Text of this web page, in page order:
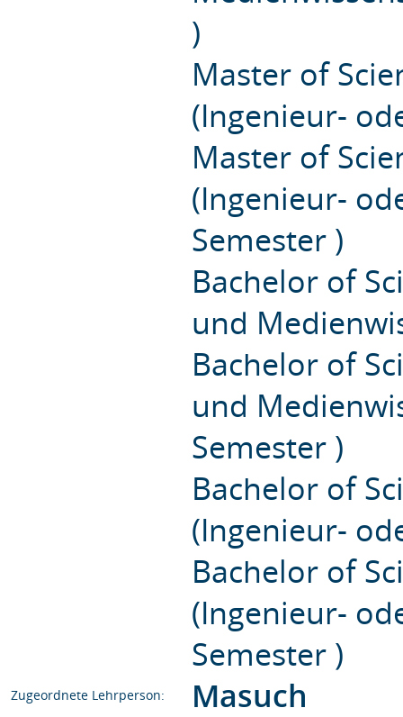
)
Master of
(Ingenieur-
Master of
(Ingenieur-
Semester )
Bachelor of
und
Bachelor of
und
Semester )
Bachelor of
(Ingenieur-
Bachelor of
(Ingenieur-
Semester )
Zugeordnete Lehrperson: Masuch